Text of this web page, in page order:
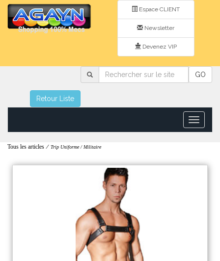
Espace CLIENT
Newsletter
Devenez VIP
sur
GO
Retour Liste
Toggle
navigation
Tous les articles / Trip Uniforme / Militaire